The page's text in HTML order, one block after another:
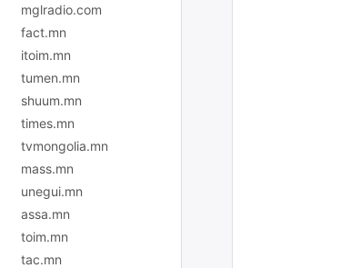
mglradio.com
fact.mn
itoim.mn
tumen.mn
shuum.mn
times.mn
tvmongolia.mn
mass.mn
unegui.mn
assa.mn
toim.mn
tac.mn